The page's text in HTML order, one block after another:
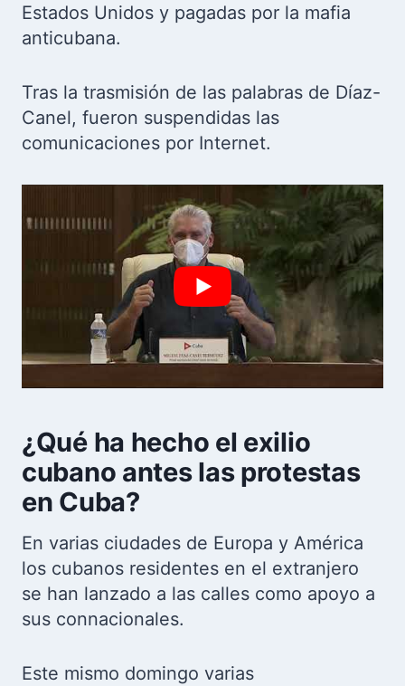
Estados Unidos y pagadas por la mafia
anticubana.
Tras la trasmisión de las palabras de Díaz-
Canel, fueron suspendidas las
comunicaciones por Internet.
¿Qué ha hecho el exilio
cubano antes las protestas
en Cuba?
En varias ciudades de Europa y América
los cubanos residentes en el extranjero
se han lanzado a las calles como apoyo a
sus connacionales.
Este mismo domingo varias